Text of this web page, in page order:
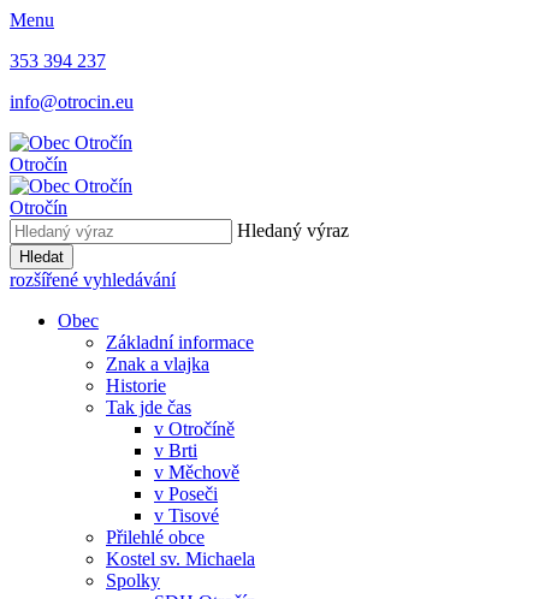
Menu
353 394 237
info@otrocin.eu
Otročín
Otročín
Hledaný výraz
Hledat
rozšířené vyhledávání
Obec
Základní informace
Znak a vlajka
Historie
Tak jde čas
v Otročíně
v Brti
v Měchově
v Poseči
v Tisové
Přilehlé obce
Kostel sv. Michaela
Spolky